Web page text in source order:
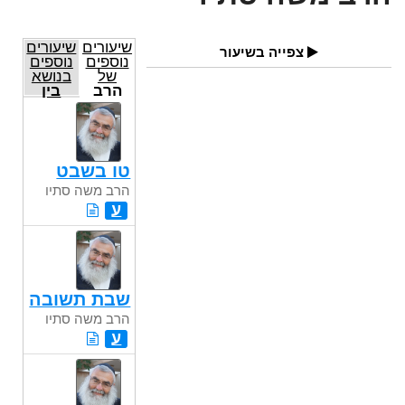
צפייה בשיעור
שיעורים
נוספים
של
הרב
משה
סתיו
שיעורים
נוספים
בנושא
בין
המצרים
טו בשבט
הרב משה סתיו
ע
שבת תשובה
הרב משה סתיו
ע